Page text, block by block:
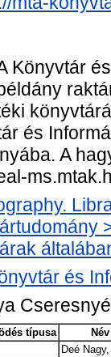
Könyvtár
és
A
és
típusa
Név
Deé